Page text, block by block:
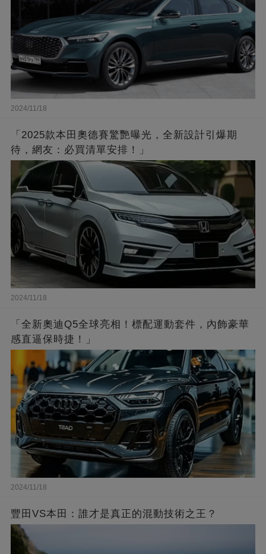
2024/11/18
「2025款本田奧德賽驚艷曝光，全新設計引爆期
待，網友：必買清單安排！」
2024/11/18
「全新奧迪Q5全球亮相！標配運動套件，內飾豪華
感直逼保時捷！」
2024/11/18
豐田VS本田：誰才是真正的混動技術之王？